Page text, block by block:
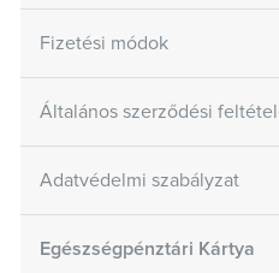
Fizetési módok
Általános szerződési
Adatvédelmi szabályzat
Egészségpénztári Kártya